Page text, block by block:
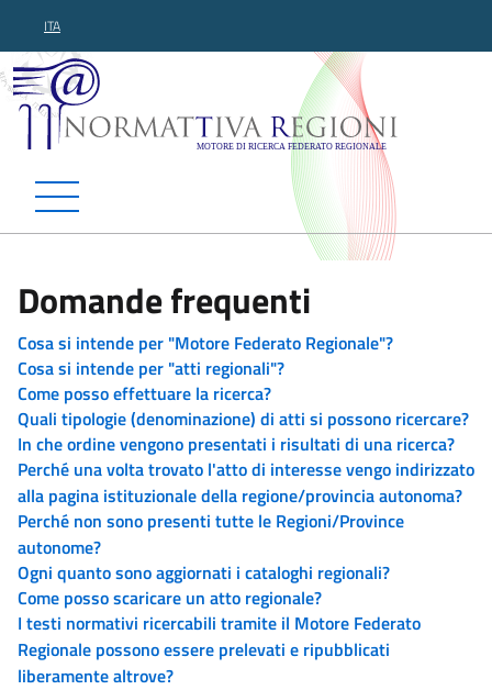
ITA
Normattiva Regioni -
Domande frequenti
Cosa si intende per "Motore Federato Regionale"?
Cosa si intende per "atti regionali"?
Come posso effettuare la ricerca?
Quali tipologie (denominazione) di atti si possono ricercare?
In che ordine vengono presentati i risultati di una ricerca?
Perché una volta trovato l'atto di interesse vengo indirizzato
alla pagina istituzionale della regione/provincia autonoma?
Perché non sono presenti tutte le Regioni/Province
autonome?
Ogni quanto sono aggiornati i cataloghi regionali?
Come posso scaricare un atto regionale?
I testi normativi ricercabili tramite il Motore Federato
Regionale possono essere prelevati e ripubblicati
liberamente altrove?